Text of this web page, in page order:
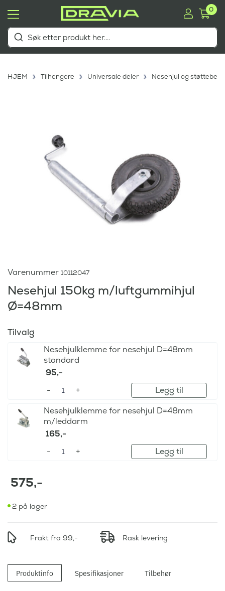
0
HJEM Tilhengere Universale deler Nesehjul og støtteben
Varenummer 10112047
Nesehjul 150kg m/luftgummihjul
Ø=48mm
Tilvalg
Nesehjulklemme for nesehjul D=48mm
standard
95,-
Legg til
Nesehjulklemme for nesehjul D=48mm
m/leddarm
165,-
Legg til
575,-
2 på lager
Frakt fra 99,- Rask levering
Produktinfo Spesifikasjoner Tilbehør